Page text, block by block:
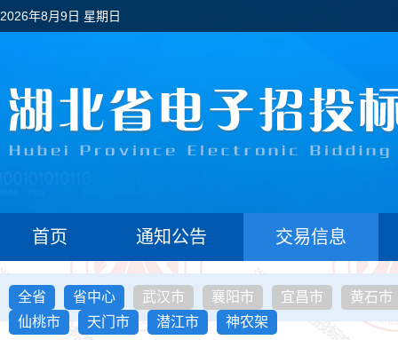
2026年8月9日 星期日
首页 通知公告 交易信息
全省 省中心 武汉市 襄阳市 宜昌市
黄石市
仙桃市
天门市 潜江市 神农架